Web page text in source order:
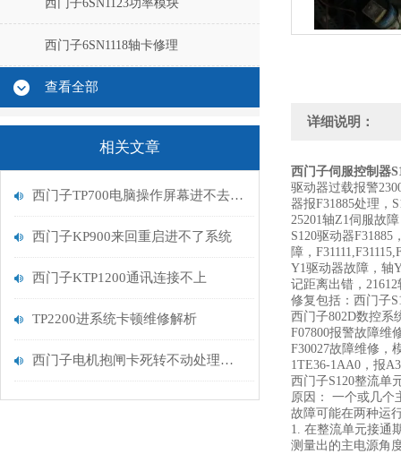
西门子6SN1123功率模块
西门子6SN1118轴卡修理
查看全部
相关文章
西门子TP700电脑操作屏幕进不去系统处理
西门子KP900来回重启进不了系统
西门子KTP1200通讯连接不上
TP2200进系统卡顿维修解析
西门子电机抱闸卡死转不动处理判断维修
详细说明：
西门子伺服控制器
驱动器过载报警
器报F31885处理，
25201轴Z1伺服故
S120驱动器
障，
Y1驱动器故障，轴
记距离出错，
修复包括：西门子
西门子802D数控系
F07800报警故障维
F30027故障维修，
1TE36-1AA0，报
西门子S120整流单
原因： 一个或几个
故障可能在两种运
1. 在整流单元接通
测量出的主电源角